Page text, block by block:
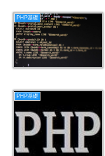
PHP基礎
PHP基礎